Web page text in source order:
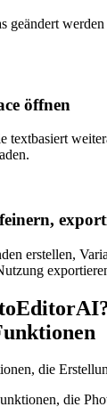
geändert
öffnen
textbasiert
erstellen,
die
die